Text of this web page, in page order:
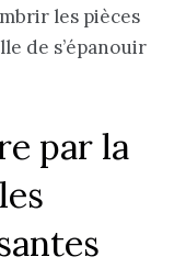
les pièces
de s’épanouir
par la